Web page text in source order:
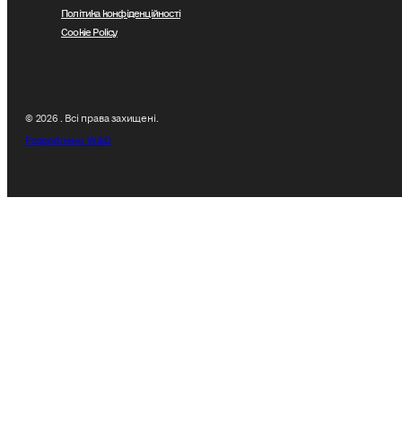
Політика конфіденційності
Cookie Policy
© 2026 . Всі права захищені.
Розроблено W&D